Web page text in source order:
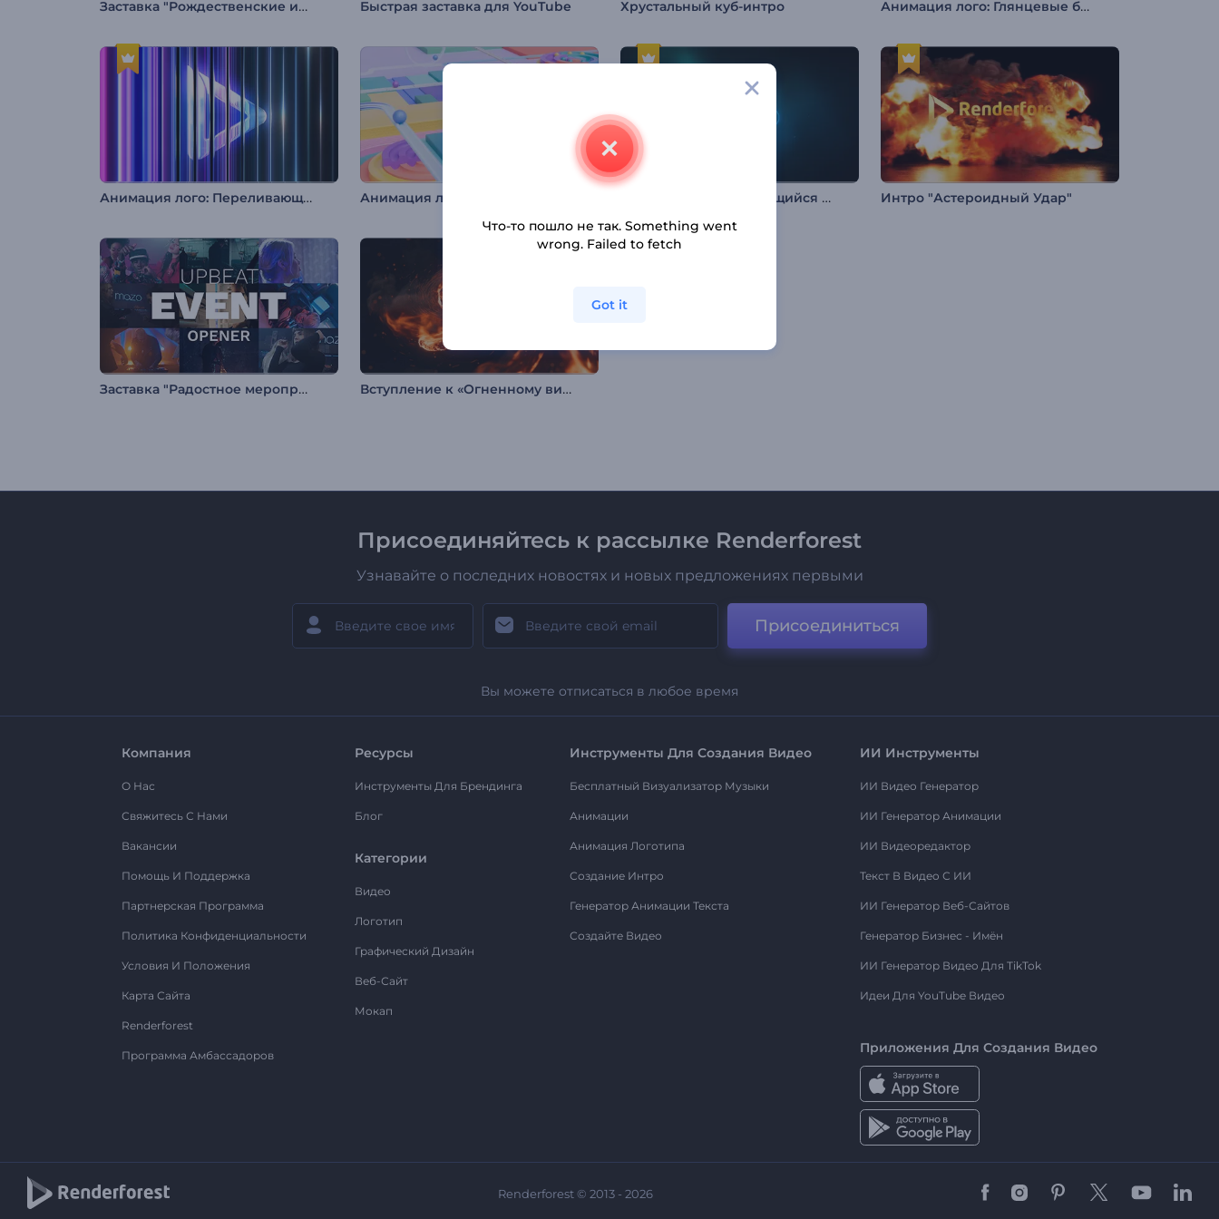
Заставка "Рождественские игрушки" Быстрая заставка для YouTube Хрустальный куб-интро Анимация лого: Глянцевые бабочки
Анимация лого: Переливающееся стекло Анимация лого: Светящийся неон Интро "Астероидный Удар"
Заставка "Радостное мероприятие" Вступление к «Огненному вихрю»
Присоединяйтесь к рассылке Renderforest
Узнавайте о последних новостях и новых предложениях первыми
Присоединиться
Вы можете отписаться в любое время
Компания
О Нас
Свяжитесь С Нами
Вакансии
Помощь И Поддержка
Партнерская Программа
Политика Конфиденциальности
Условия И Положения
Карта Сайта
Renderforest
Программа Амбассадоров
Ресурсы
Инструменты Для Брендинга
Блог
Категории
Видео
Логотип
Графический Дизайн
Веб-Сайт
Мокап
Инструменты Для Создания Видео
Бесплатный Визуализатор Музыки
Анимации
Анимация Логотипа
Создание Интро
Генератор Анимации Текста
Создайте Видео
ИИ Инструменты
ИИ Видео Генератор
ИИ Генератор Анимации
ИИ Видеоредактор
Текст В Видео С ИИ
ИИ Генератор Веб-Сайтов
Генератор Бизнес - Имён
ИИ Генератор Видео Для TikTok
Идеи Для YouTube Видео
Приложения Для Создания Видео
Renderforest © 2013 - 2026
Что-то пошло не так. Something went
wrong. Failed to fetch
Got it